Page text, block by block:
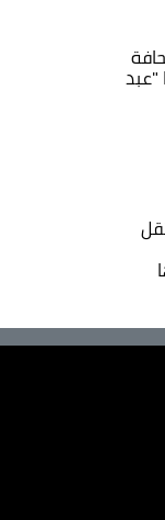
"عبد